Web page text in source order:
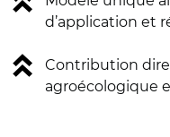
d’application et
Contribution
agroécologique